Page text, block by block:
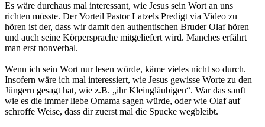
Es wäre durchaus mal interessant, wie Jesus sein Wort an uns
richten müsste. Der Vorteil Pastor Latzels Predigt via Video zu
hören ist der, dass wir damit den authentischen Bruder Olaf hören
und auch seine Körpersprache mitgeliefert wird. Manches erfährt
man erst nonverbal.
Wenn ich sein Wort nur lesen würde, käme vieles nicht so durch.
Insofern wäre ich mal interessiert, wie Jesus gewisse Worte zu den
Jüngern gesagt hat, wie z.B. „ihr Kleingläubigen“. War das sanft
wie es die immer liebe Omama sagen würde, oder wie Olaf auf
schroffe Weise, dass dir zuerst mal die Spucke wegbleibt.